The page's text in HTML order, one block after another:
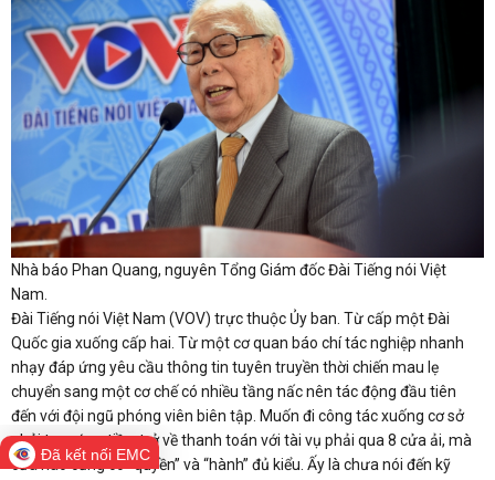
Nhà báo Phan Quang, nguyên Tổng Giám đốc Đài Tiếng nói Việt
Nam.
Đài Tiếng nói Việt Nam (VOV) trực thuộc Ủy ban. Từ cấp một Đài
Quốc gia xuống cấp hai. Từ một cơ quan báo chí tác nghiệp nhanh
nhạy đáp ứng yêu cầu thông tin tuyên truyền thời chiến mau lẹ
chuyển sang một cơ chế có nhiều tầng nấc nên tác động đầu tiên
đến với đội ngũ phóng viên biên tập. Muốn đi công tác xuống cơ sở
phải tạm ứng tiền, trở về thanh toán với tài vụ phải qua 8 cửa ải, mà
cửa nào cũng có “quyền” và “hành” đủ kiểu. Ấy là chưa nói đến kỹ
Đã kết nối EMC